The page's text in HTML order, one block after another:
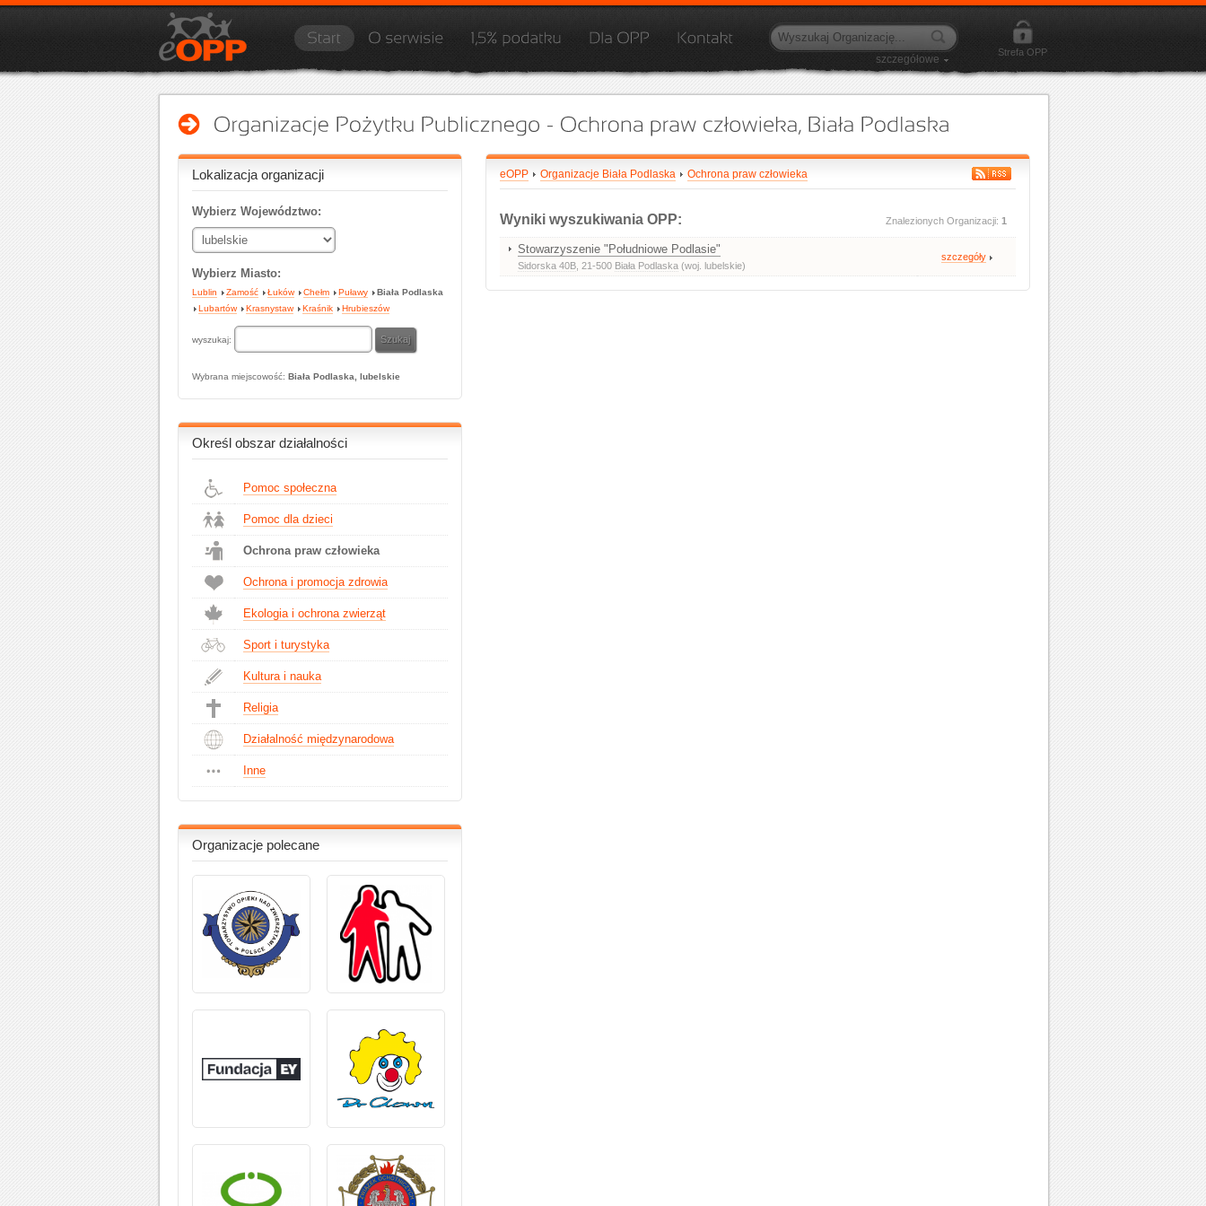
szczegółowe
Strefa OPP
Lokalizacja organizacji
Wybierz Województwo:
Wybierz Miasto:
Lublin Zamość Łuków Chełm Puławy
Biała Podlaska
Lubartów
Krasnystaw Kraśnik Hrubieszów
wyszukaj:
Wybrana miejscowość: Biała Podlaska, lubelskie
Określ obszar działalności
Pomoc społeczna
Pomoc dla dzieci
Ochrona praw człowieka
Ochrona i promocja zdrowia
Ekologia i ochrona zwierząt
Sport i turystyka
Kultura i nauka
Religia
Działalność międzynarodowa
Inne
Organizacje polecane
eOPP Organizacje Biała Podlaska Ochrona praw człowieka
Znalezionych Organizacji: 1
Wyniki wyszukiwania OPP:
Stowarzyszenie "Południowe Podlasie"
Sidorska 40B , 21-500 Biała Podlaska (woj. lubelskie)
szczegóły